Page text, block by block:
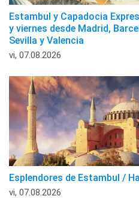
Estambul y Capadocia
y viernes desde Madrid,
Sevilla y Valencia
vi, 07.08.2026
Esplendores de Estambul /
vi, 07.08.2026